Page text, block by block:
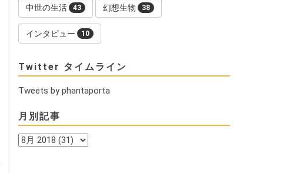
中世の生活 43 幻想生物 38
インタビュー 10
Twitter タイムライン
Tweets by phantaporta
月別記事